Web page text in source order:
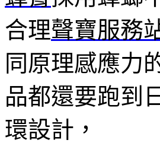
合理聲寶服務
同原理感應力
品都還要跑到
環設計，